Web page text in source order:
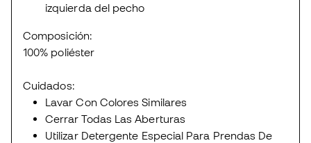
izquierda del pecho
Composición:
100% poliéster
Cuidados:
Lavar Con Colores Similares
Cerrar Todas Las Aberturas
Utilizar Detergente Especial Para Prendas De